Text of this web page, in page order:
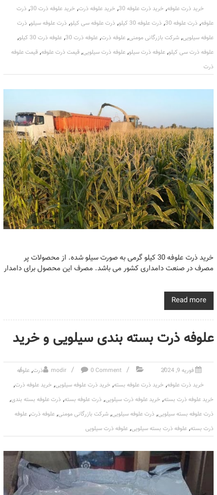
خرید ذرت علوفه, خرید ذرت علوفه 30 , خرید علوفه ذرت, خرید علوفه ذرت 30 , ذرت
علوفه, ذرت علوفه 30 , ذرت علوفه 30 کیلو , ذرت علوفه سی کیلو, ذرت علوفه سیلو, ذرت
علوفه سیلویی, شرکت بازرگانی مومنی, علوفه ذرت, علوفه ذرت 30 , علوفه ذرت 30 کیلو ,
علوفه ذرت سی کیلو, علوفه ذرت سیلو, علوفه ذرت سیلویی, قیمت ذرت علوفه, قیمت علوفه
ذرت
خرید ذرت علوفه 30 کیلو گرمی به صورت سیلو شده. از محصولات پر
مصرف در صنعت دامداری کشور می باشد. مصرف این محصول برای دامدار
Read more
علوفه ذرت بسته بندی سیلویی و خرید
فوریه 9, 2024 modir 0 Comment ذرت, علوفه
خرید ذرت علوفه, خرید ذرت علوفه بسته, خرید ذرت علوفه سیلویی, خرید علوفه ذرت,
خرید علوفه ذرت بسته, خرید علوفه ذرت سیلویی, ذرت علوفه بسته, ذرت علوفه بسته بندی,
ذرت علوفه بسته سیلویی, ذرت علوفه سیلویی, شرکت بازرگانی مومنی, علوفه ذرت, علوفه
ذرت بسته, علوفه ذرت بسته سیلویی, علوفه ذرت سیلویی